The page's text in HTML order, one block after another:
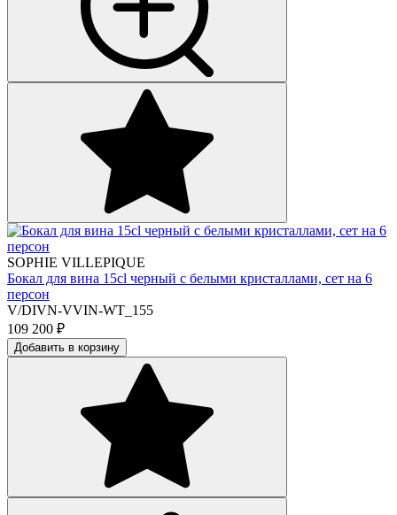
SOPHIE VILLEPIQUE
Бокал для вина 15cl черный с белыми кристаллами, сет на 6
персон
V/DIVN-VVIN-WT_155
109 200 ₽
Добавить в корзину